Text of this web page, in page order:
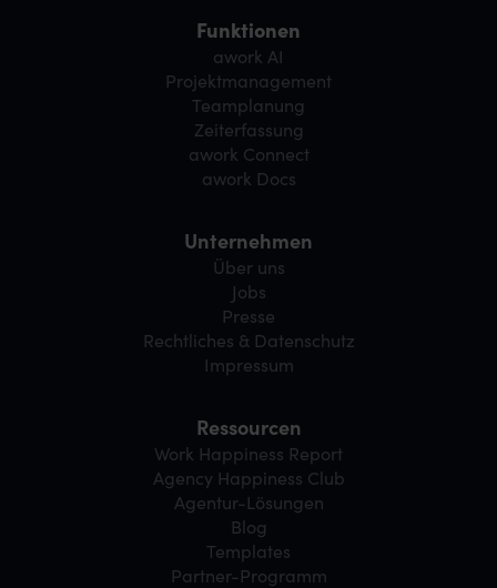
Funktionen
awork AI
Projektmanagement
Teamplanung
Zeiterfassung
awork Connect
awork Docs
Unternehmen
Über uns
Jobs
Presse
Rechtliches & Datenschutz
Impressum
Ressourcen
Work Happiness Report
Agency Happiness Club
Agentur-Lösungen
Blog
Templates
Partner-Programm